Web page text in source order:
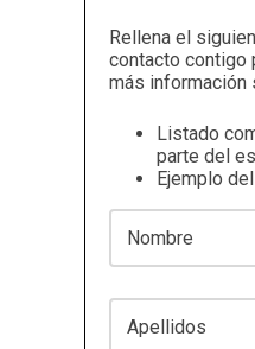
Rellena el
contacto contigo
más información
Listado
parte del
Ejemplo
Nombre
Apellidos